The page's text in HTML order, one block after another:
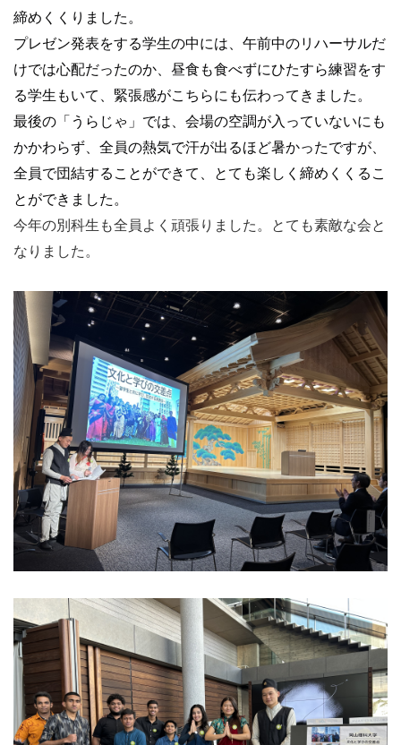
締めくくりました。
プレゼン発表をする学生の中には、午前中のリハーサルだ
けでは心配だったのか、昼食も食べずにひたすら練習をす
る学生もいて、緊張感がこちらにも伝わってきました。
最後の「うらじゃ」では、会場の空調が入っていないにも
かかわらず、全員の熱気で汗が出るほど暑かったですが、
全員で団結することができて、とても楽しく締めくくるこ
とができました。
今年の別科生も全員よく頑張りました。とても素敵な会と
なりました。